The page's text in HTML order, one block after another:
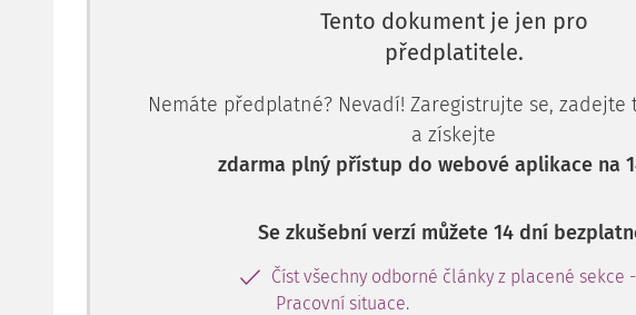
Tento dokument je jen pro
předplatitele.
Nemáte předplatné? Nevadí! Zaregistrujte se,
a získejte
zdarma plný přístup do webové aplikace na
Se zkušební verzí můžete 14 dní
Číst všechny odborné články z placené sekce -
Pracovní situace.